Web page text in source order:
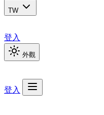
TW
登入
外觀
登入